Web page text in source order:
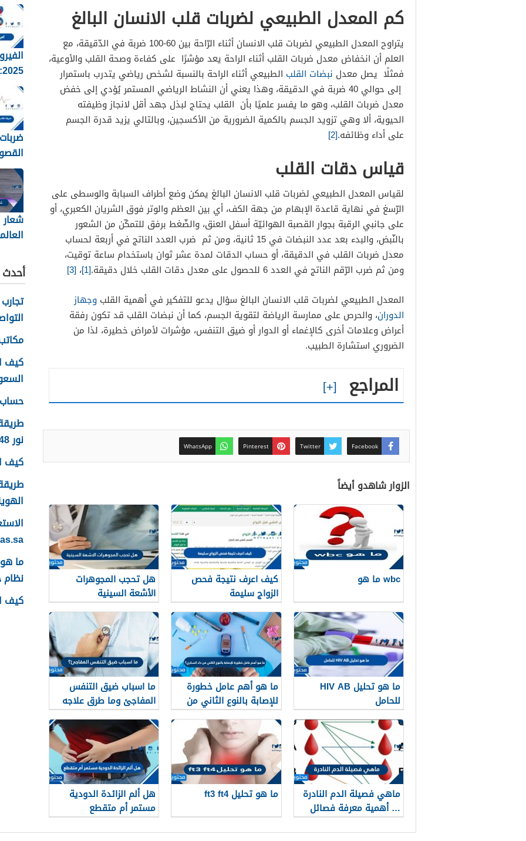
كم المعدل الطبيعي لضربات قلب الانسان البالغ
يتراوح المعدل الطبيعي لضربات قلب الانسان أثناء الرّاحة بين 60-100 ضربة في الدّقيقة، مع
العلم أن انخفاض معدل ضربات القلب أثناء الراحة يعد مؤشرًا على كفاءة وصحة القلب والأوعية،
فمثلًا يصل معدل نبضات القلب الطبيعي أثناء الراحة بالنسبة لشخص رياضي يتدرب باستمرار
إلى حوالي 40 ضربة في الدقيقة، وهذا يعني أن النشاط الرياضي المستمر يُؤدي إلى خفض
معدل ضربات القلب، وهو ما يفسر علميًا بأن القلب يحتاج لبذل جهد أقل لانجاز وظيفته
الحيوية، ألا وهي تزويد الجسم بالكمية الضرورية من الأكسجين، وبالتالي يزيد قدرة الجسم
على أداء وظائفه.[2]
قياس دقات القلب
لقياس المعدل الطبيعي لضربات قلب الانسان البالغ يمكن وضع أطراف السبابة والوسطى على
الرّسغ في نهاية قاعدة الإبهام من جهة الكف، أي بين العظم والوتر فوق الشريان الكعبري، أو
على جانبي الرقبة بجوار القصبة الهوائيّة أسفل العنق، والضّغط برفق للتمكّن من الشعور
بالنّبض، والبدء بعد عدد النبضات في 15 ثانية، ومن ثم ضرب العدد الناتج في أربعة لحساب
معدل ضربات القلب في الدقيقة، أو حساب الدقات لمدة عشر ثوان باستخدام ساعة توقيت،
ومن ثم ضرب الرّقم الناتج في العدد 6 للحصول على معدل دقات القلب خلال دقيقة.
[1] ، [3]
المعدل الطبيعي لضربات قلب الانسان البالغ سؤال يدعو للتفكير في أهمية القلب وجهاز
الدوران، والحرص على ممارسة الرياضة لتقوية الجسم، كما أن نبضات القلب قد تكون رفقة
أعراض وعلامات أخرى كالإغماء أو الدوار أو ضيق التنفس، مؤشرات لأمراض خطيرة، لذا من
الضروري استشارة الطبيب.
المراجع
Facebook
Twitter
Pinterest
WhatsApp
الزوار شاهدو أيضاً
wbc ما هو
كيف اعرف نتيجة فحص
الزواج سليمة
هل تحجب المجوهرات
الأشعة السينية
ما هو تحليل HIV AB
للحامل
ما هو أهم عامل خطورة
للإصابة بالنوع الثاني من
داء السكري؟
ما اسباب ضيق التنفس
المفاجئ وما طرق علاجه
والوقاية من حدوثه
ماهي فصيلة الدم النادرة
… أهمية معرفة فصائل
الدم
ما هو تحليل ft3 ft4
هل ألم الزائدة الدودية
مستمر أم متقطع
وطرق
طرح
شعار
أحدث
كيف
حساب
نور 1448
كيف
الهوية
نظام
كيف